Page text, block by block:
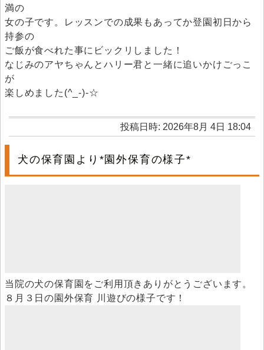
満の
女の子です。レッスンでの成果もあってか登園初日から
持参の
ご飯が食べれた事にビックリしました！
なじみのアヤちゃんとハリー君と一緒に追いかけごっこ
が
楽しめました(^_-)-☆
投稿日時: 2026年8月 4日 18:04
犬の保育園より*園外保育の様子*
当院の犬の保育園をご利用頂きありがとうございます。
８月３日の園外保育 川遊びの様子です！